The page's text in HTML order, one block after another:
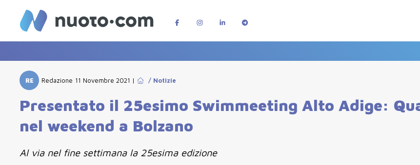
RE Redazione 11 Novembre 2021 | / Notizie
Presentato il 25esimo Swimmeeting Alto Adige:
nel weekend a Bolzano
Al via nel fine settimana la 25esima edizione